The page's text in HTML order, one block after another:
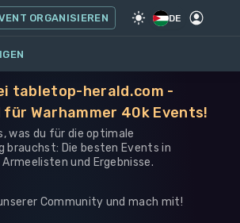
·WARHAMMER 40K
MEINE EVENTS MEHR
ORGANISIEREN DE
tabletop-herald.com -
für Warhammer 40k Events!
was du für die optimale
brauchst: Die besten Events in
und Ergebnisse.
Community und mach mit!